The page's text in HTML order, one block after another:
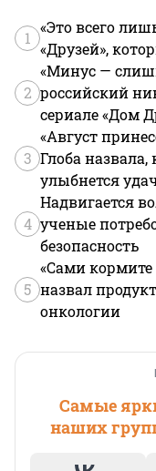
1
«Это всего
«Друзей»,
2
«Минус —
российский
сериале «Дом
3
«Август
Глоба
улыбнется
4
Надвигается
ученые
безопасность
5
«Сами кормите
назвал
онкологии
Самые
наших